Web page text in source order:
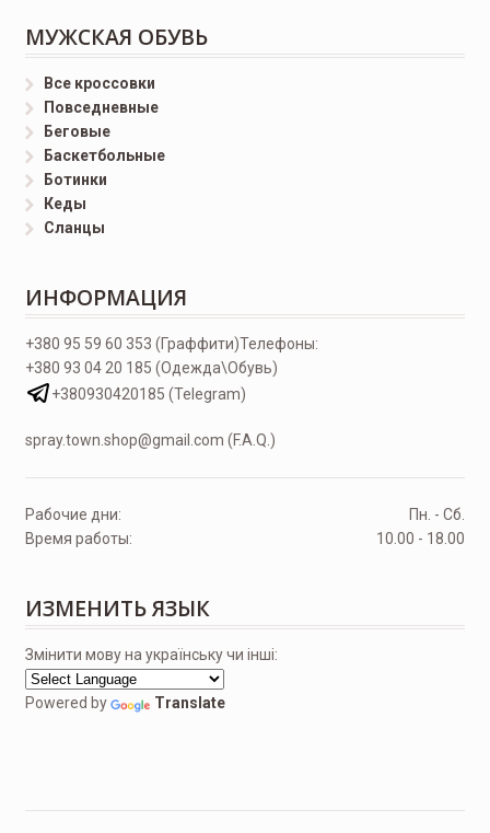
МУЖСКАЯ ОБУВЬ
Все кроссовки
Повседневные
Беговые
Баскетбольные
Ботинки
Кеды
Сланцы
ИНФОРМАЦИЯ
Телефоны:
+380 95 59 60 353 (Граффити)
+380 93 04 20 185 (Одежда\Обувь)
+380930420185 (Telegram)
spray.town.shop@gmail.com (F.A.Q.)
Рабочие дни:
Пн. - Сб.
Время работы:
10.00 - 18.00
ИЗМЕНИТЬ ЯЗЫК
Змінити мову на українську чи інші:
Powered by Translate